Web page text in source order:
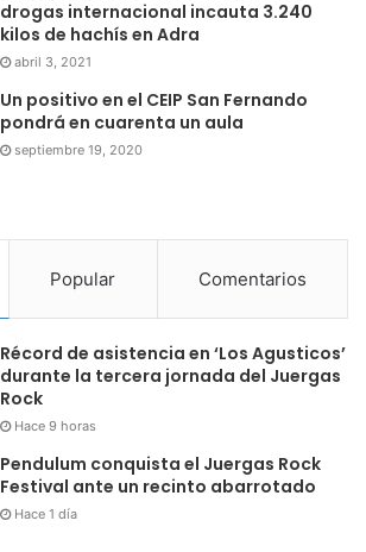
drogas internacional incauta 3.240
kilos de hachís en Adra
abril 3, 2021
Un positivo en el CEIP San Fernando
pondrá en cuarenta un aula
septiembre 19, 2020
Popular Comentarios
Récord de asistencia en ‘Los Agusticos’
durante la tercera jornada del Juergas
Rock
Hace 9 horas
Pendulum conquista el Juergas Rock
Festival ante un recinto abarrotado
Hace 1 día